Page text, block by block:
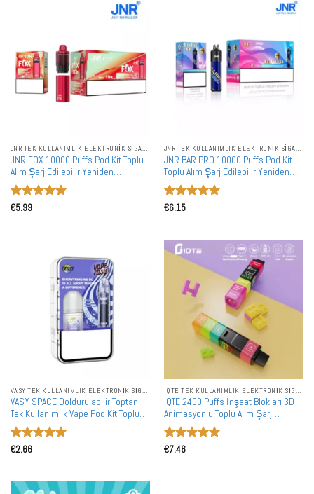
JNR TEK KULLANIMLIK ELEKTRONIK SIGARALAR
JNR FOX 10000 Puffs Pod Kit Toplu
Alım Şarj Edilebilir Yeniden
Doldurulabilir Vape Toptan Satış
5 üzerinden
€5.99
JNR TEK KULLANIMLIK ELEKTRONIK SIGARALAR
JNR BAR PRO 10000 Puffs Pod Kit
Toplu Alım Şarj Edilebilir Yeniden
Doldurulabilir Vape Toptan Satış
5 üzerinden
€6.15
VASY TEK KULLANIMLIK ELEKTRONIK SIGARALAR
VASY SPACE Doldurulabilir Toptan
Tek Kullanımlık Vape Pod Kit Toplu
Alım
5 üzerinden
€2.66
IQTE TEK KULLANIMLIK ELEKTRONIK SIGARALAR
IQTE 2400 Puffs İnşaat Blokları 3D
Animasyonlu Toplu Alım Şarj
Edilebilir Tek Kullanımlık Vape
Toptan Satış
5 üzerinden
€7.46